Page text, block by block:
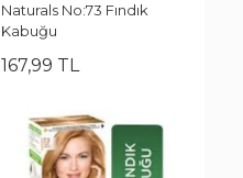
Naturals No:73 Fındık
Kabuğu
167,99 TL